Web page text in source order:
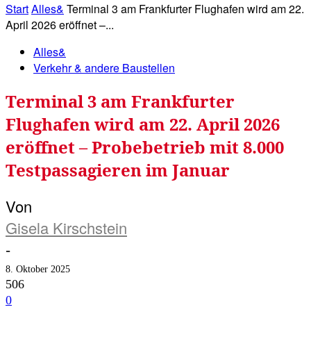
StartAlles& Terminal 3 am Frankfurter Flughafen wird am 22.
April 2026 eröffnet –...
Alles&
Verkehr & andere Baustellen
Terminal 3 am Frankfurter
Flughafen wird am 22. April 2026
eröffnet – Probebetrieb mit 8.000
Testpassagieren im Januar
Von
Gisela Kirschstein
-
8. Oktober 2025
506
0